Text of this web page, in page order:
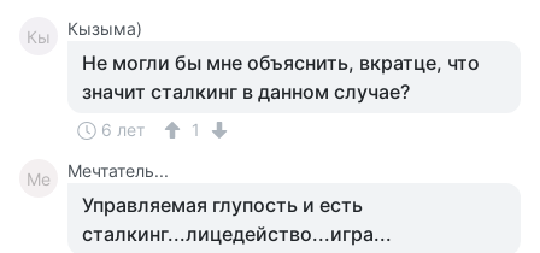
Кы Кызыма)
Не могли бы мне объяснить, вкратце, что
значит сталкинг в данном случае?
6 лет 1
Ме Мечтатель...
Управляемая глупость и есть
сталкинг...лицедейство...игра...